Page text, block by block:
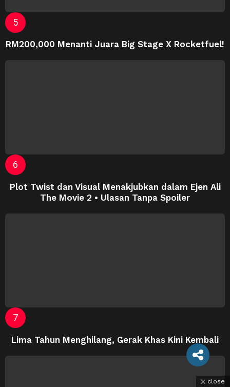
RM200,000 Menanti Juara Big Stage X Rocketfuel!
Plot Twist dan Visual Menakjubkan dalam Ejen Ali
The Movie 2 • Ulasan Tanpa Spoiler
Lima Tahun Menghilang, Gerak Khas Kini Kembali
close